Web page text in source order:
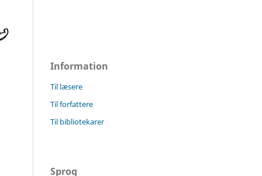
Information
Til læsere
Til forfattere
Til bibliotekarer
Sprog